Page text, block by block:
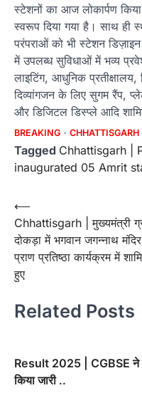
स्टेशनों का आज लोकार्पण
स्वरूप दिया गया है। साथ ही
परंपराओं को भी स्टेशन
में उपलब्ध सुविधाओं में भव्य
लाइटिंग, आधुनिक
दिव्यांगजन के लिए सुगम रैंप,
और डिजिटल डिस्प्ले आदि
BREAKING CHHATTISGARH
Tagged Chhattisgarh |
inaugurated 05 Amrit
Post
navigation
⟵
Chhattisgarh | मुख्यमंत्री
दोकड़ा में भगवान जगन्नाथ
प्राण प्रतिष्ठा कार्यक्रम में
हुए
Related Posts
Result 2025 | CGBSE ने
किया जारी ..